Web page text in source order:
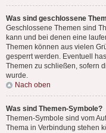
Was sind geschlossene
Geschlossene Themen sind
kann und bei denen eine
Themen können aus vielen
gesperrt werden. Eventuell
Themen zu schließen, sofern
wurde.
Nach oben
Was sind Themen-Symbole?
Themen-Symbole sind vom
Thema in Verbindung stehen